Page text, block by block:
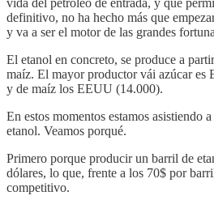
definitivo, no ha hecho más que
y va a ser el motor de las grandes
El etanol en concreto, se produce a
maíz. El mayor productor vái azúcar es
y de maíz los EEUU (14.000).
En estos momentos estamos asistiendo
etanol. Veamos porqué.
Primero porque producir un barril de
dólares, lo que, frente a los 70$ por
competitivo.